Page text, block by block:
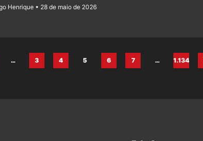
Henrique 28 de maio de 2026
…
Página
3
Página
4
Página
5
Página
6
Página
7
…
Página
1.134